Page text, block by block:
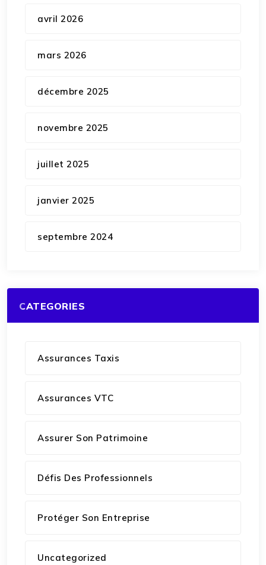
avril 2026
mars 2026
décembre 2025
novembre 2025
juillet 2025
janvier 2025
septembre 2024
CATEGORIES
Assurances Taxis
Assurances VTC
Assurer Son Patrimoine
Défis Des Professionnels
Protéger Son Entreprise
Uncategorized